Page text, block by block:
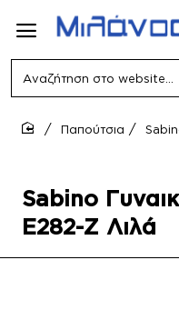
Αναζήτηση
website...
Sabino
E282-Z Λιλά
Παπούτσια